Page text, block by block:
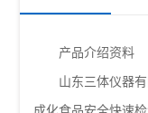
产品介绍资料
山东三体仪器有